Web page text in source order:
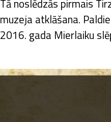
Tā noslēdzās pirmais
muzeja atklāšana.
2016. gada Mierlaiku